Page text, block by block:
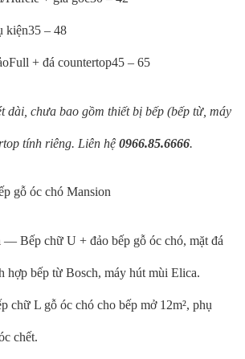
kiện35 – 48
+ đá countertop45 – 65
dài, chưa bao gồm thiết bị bếp (bếp từ, máy
tính riêng. Liên hệ 0966.85.6666.
gỗ óc chó Mansion
— Bếp chữ U + đảo bếp gỗ óc chó, mặt đá
hợp bếp từ Bosch, máy hút mùi Elica.
chữ L gỗ óc chó cho bếp mở 12m², phụ
chết.